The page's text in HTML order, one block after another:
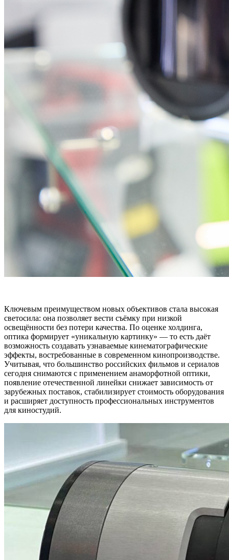
Ключевым преимуществом новых объективов стала высокая
светосила: она позволяет вести съёмку при низкой
освещённости без потери качества. По оценке холдинга,
оптика формирует «уникальную картинку» — то есть даёт
возможность создавать узнаваемые кинематографические
эффекты, востребованные в современном кинопроизводстве.
Учитывая, что большинство российских фильмов и сериалов
сегодня снимаются с применением анаморфотной оптики,
появление отечественной линейки снижает зависимость от
зарубежных поставок, стабилизирует стоимость оборудования
и расширяет доступность профессиональных инструментов
для киностудий.